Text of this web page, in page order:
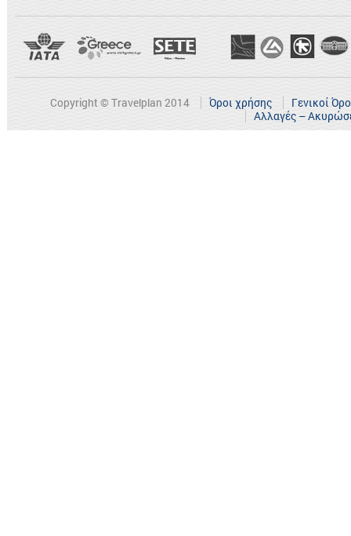
Copyright © Travelplan 2014 Όροι χρήσης
Γενικοί
Αλλαγές –